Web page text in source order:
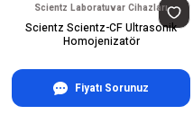
Scientz Laboratuvar Cihazları
Scientz Scientz-CF Ultrasonik
Homojenizatör
Fiyatı Sorunuz